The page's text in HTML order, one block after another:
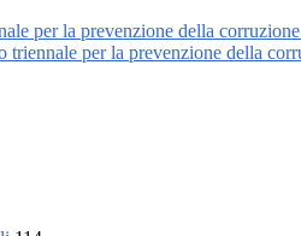
per la prevenzione della
triennale per la prevenzione della